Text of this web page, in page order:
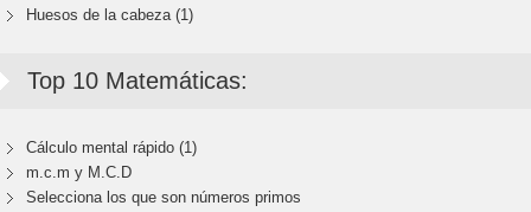
Huesos de la cabeza (1)
Top 10 Matemáticas:
Cálculo mental rápido (1)
m.c.m y M.C.D
Selecciona los que son números primos